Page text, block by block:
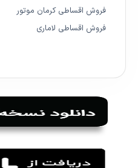
فروش اقساطی کرمان موتور
فروش اقساطی لاماری